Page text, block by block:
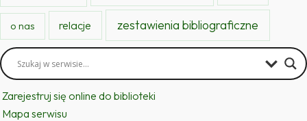
o nas relacje zestawienia bibliograficzne
Zarejestruj się online do biblioteki
Mapa serwisu